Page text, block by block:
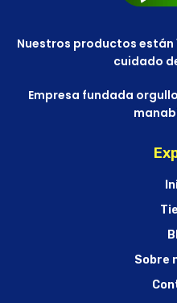
Nuestros productos están
cuidado
Empresa fundada
Sobre